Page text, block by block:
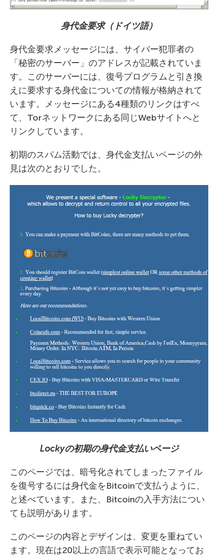
身代金要求（ドイツ語）
身代金要求メッセージには、サイバー犯罪者の
「秘密のサーバー」のアドレスが記載されていま
す。このサーバーには、復号プログラムと引き換
えに要求する身代金についての情報が格納されて
います。メッセージにある4種類のリンクはすべ
て、Torネットワークにある同じWebサイトへと
リンクしています。
初期のスパム活動では、身代金支払いページの外
見は次のとおりでした。
Lockyの初期の身代金支払いページ
このページでは、暗号化されてしまったファイル
を復号するには身代金をBitcoinで支払うように、
と述べています。また、Bitcoinの入手方法につい
ても説明があります。
このページの内容とデザインは、変更を重ねてい
ます。現在は20以上の言語で表示可能となってお